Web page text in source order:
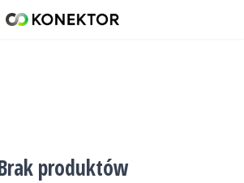
produktów